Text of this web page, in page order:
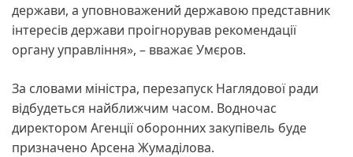
держави, а уповноважений державою представник
інтересів держави проігнорував рекомендації
органу управління», – вважає Умєров.
За словами міністра, перезапуск Наглядової ради
відбудеться найближчим часом. Водночас
директором Агенції оборонних закупівель буде
призначено Арсена Жумаділова.